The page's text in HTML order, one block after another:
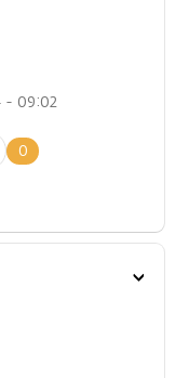
- 09:02
0
Toon